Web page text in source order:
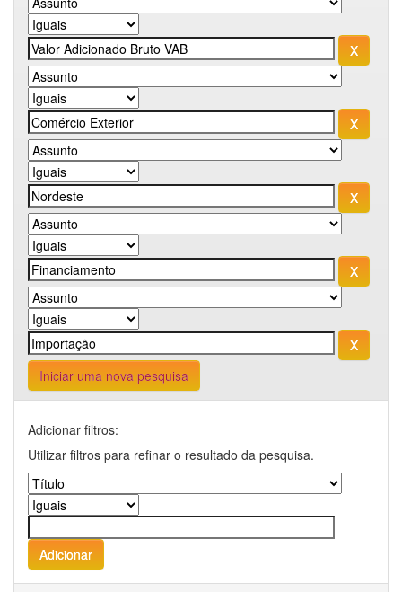
Iniciar uma nova pesquisa
Adicionar filtros:
Utilizar filtros para refinar o resultado da pesquisa.